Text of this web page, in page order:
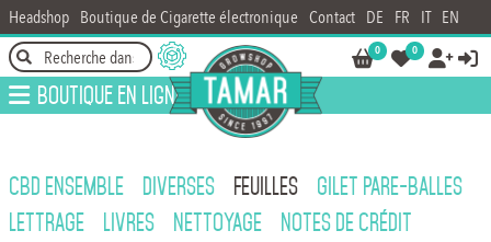
Headshop Boutique de Cigarette électronique Contact DE FR IT EN
0 0  
Boutique en ligne
CBD ENSEMBLE DIVERSES FEUILLES
GILET PARE-BALLES
LETTRAGE
LIVRES NETTOYAGE
NOTES DE CRÉDIT